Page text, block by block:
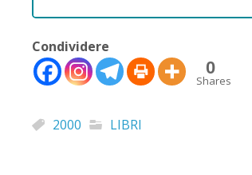
Condividere
0
Shares
2000 LIBRI